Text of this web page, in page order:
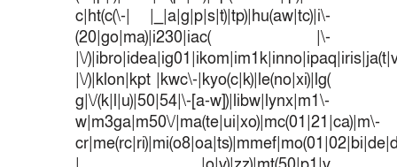
c|ht(c(\-| |_|a|g|p|s|t)|tp)|hu(aw|tc)|i\-
(20|go|ma)|i230|iac( |\-
|\/
|\/)|klon|kpt |kwc\-|kyo(c|k)|le(no|xi)|lg(
g|\/(k|l|u)|50|54|\-[a-w])|libw|lynx|m1\-
w|m3ga|m50\/|ma(te|ui|xo)|mc(01|21|ca)|m\-